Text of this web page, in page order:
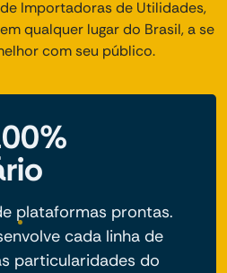
Importadoras de Utilidades,
qualquer lugar do Brasil, a se
com seu público.
plataformas prontas.
cada linha de
particularidades do